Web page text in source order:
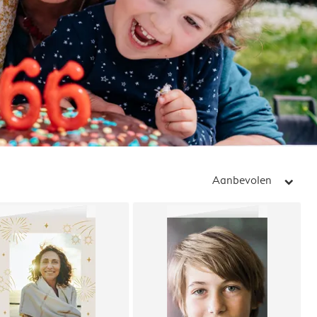
Aanbevolen arrow_right